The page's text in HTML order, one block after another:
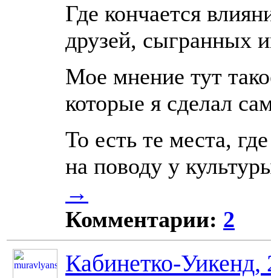
Где кончается
друзей, сыгранных
Мое мнение тут
которые я сделал
То есть те места,
на поводу у
→
Комментарии: 2
Кабинетко-Уикенд,